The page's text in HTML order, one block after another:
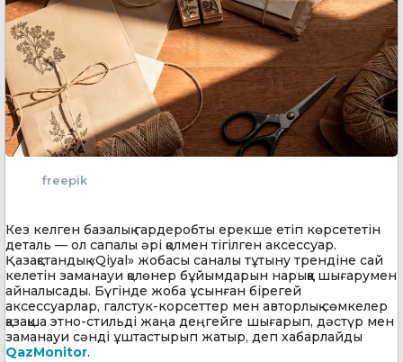
freepik
Кез келген базалық гардеробты ерекше етіп көрсететін
деталь — ол сапалы әрі қолмен тігілген аксессуар.
Қазақстандық «Qiyal» жобасы саналы тұтыну трендіне сай
келетін заманауи қолөнер бұйымдарын нарыққа шығарумен
айналысады. Бүгінде жоба ұсынған бірегей
аксессуарлар, галстук-корсеттер мен авторлық сөмкелер
қазақша этно-стильді жаңа деңгейге шығарып, дәстүр мен
заманауи сәнді ұштастырып жатыр, деп хабарлайды
QazMonitor.